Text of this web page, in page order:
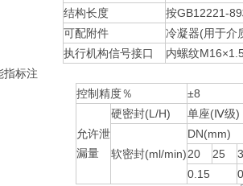
结构长度
按GB12221-
可配附件
冷凝器(用于介
执行机构信号接口
内螺纹
指标注
控制精度％
±8
允许泄
漏量
硬密封(L/H) 单座(Ⅳ级)
软密封(ml/min)
DN(mm)
20
25
0.15